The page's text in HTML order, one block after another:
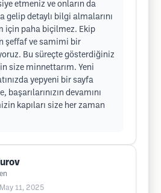
etmeniz ve onların da
gelip detaylı bilgi almalarını
için paha biçilmez. Ekip
şeffaf ve samimi bir
Bu süreçte gösterdiğiniz
size minnettarım. Yeni
yepyeni bir sayfa
başarılarınızın devamını
kapıları size her zaman
May 11, 2025